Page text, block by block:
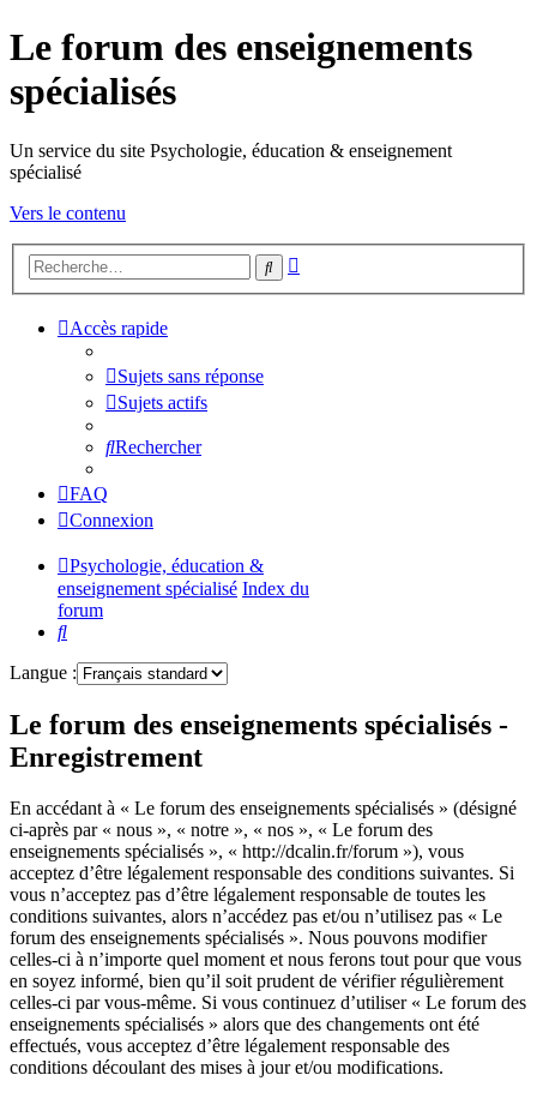
Le forum des enseignements
spécialisés
Un service du site Psychologie, éducation & enseignement
spécialisé
Vers le contenu
Rechercher
Accès rapide
Sujets sans réponse
Sujets actifs
Rechercher
FAQ
Connexion
Psychologie, éducation &
enseignement spécialisé Index du
forum
Rechercher
Langue :
Le forum des enseignements spécialisés -
Enregistrement
En accédant à « Le forum des enseignements spécialisés » (désigné
ci-après par « nous », « notre », « nos », « Le forum des
enseignements spécialisés », « http://dcalin.fr/forum »), vous
acceptez d’être légalement responsable des conditions suivantes. Si
vous n’acceptez pas d’être légalement responsable de toutes les
conditions suivantes, alors n’accédez pas et/ou n’utilisez pas « Le
forum des enseignements spécialisés ». Nous pouvons modifier
celles-ci à n’importe quel moment et nous ferons tout pour que vous
en soyez informé, bien qu’il soit prudent de vérifier régulièrement
celles-ci par vous-même. Si vous continuez d’utiliser « Le forum des
enseignements spécialisés » alors que des changements ont été
effectués, vous acceptez d’être légalement responsable des
conditions découlant des mises à jour et/ou modifications.